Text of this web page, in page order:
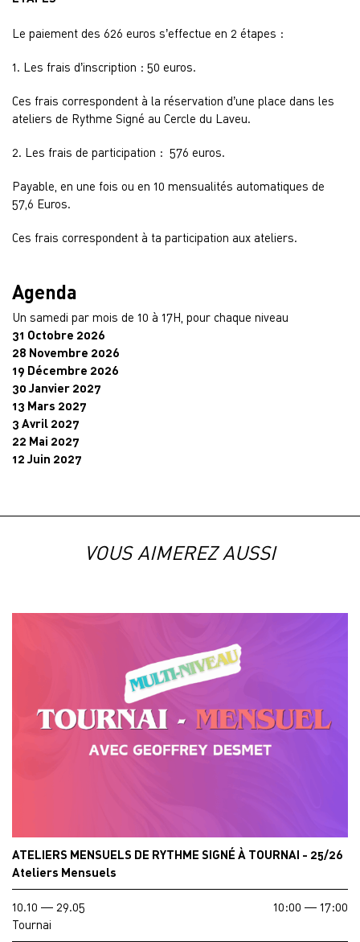
Le paiement des 626 euros s’effectue en 2 étapes :
1. Les frais d’inscription : 50 euros.
Ces frais correspondent à la réservation d’une place dans les
ateliers de Rythme Signé au Cercle du Laveu.
2. Les frais de participation : 576 euros.
Payable, en une fois ou en 10 mensualités automatiques de
57,6 Euros.
Ces frais correspondent à ta participation aux ateliers.
Agenda
Un samedi par mois de 10 à 17H, pour chaque niveau
31 Octobre 2026
28 Novembre 2026
19 Décembre 2026
30 Janvier 2027
13 Mars 2027
3 Avril 2027
22 Mai 2027
12 Juin 2027
VOUS AIMEREZ AUSSI
ATELIERS MENSUELS DE RYTHME SIGNÉ À TOURNAI - 25/26
Ateliers Mensuels
10.10 — 29.05
10:00 — 17:00
Tournai